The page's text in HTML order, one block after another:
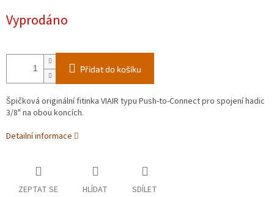
cena:
Vyprodáno
Přidat do košíku
Špičková originální fitinka VIAIR typu Push-to-Connect pro spojení hadic
3/8" na obou koncích.
Detailní informace
ZEPTAT SE HLÍDAT SDÍLET